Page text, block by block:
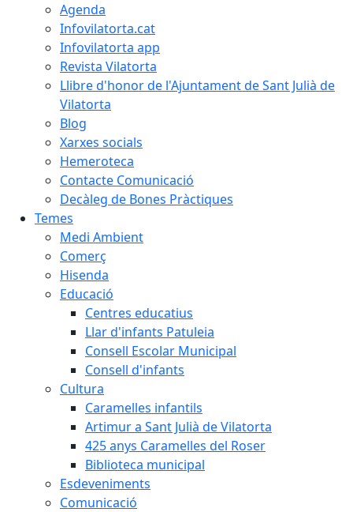
Agenda
Infovilatorta.cat
Infovilatorta app
Revista Vilatorta
Llibre d'honor de l'Ajuntament de Sant Julià de
Vilatorta
Blog
Xarxes socials
Hemeroteca
Contacte Comunicació
Decàleg de Bones Pràctiques
Temes
Medi Ambient
Comerç
Hisenda
Educació
Centres educatius
Llar d'infants Patuleia
Consell Escolar Municipal
Consell d'infants
Cultura
Caramelles infantils
Artimur a Sant Julià de Vilatorta
425 anys Caramelles del Roser
Biblioteca municipal
Esdeveniments
Comunicació